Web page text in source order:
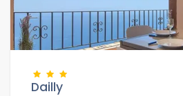
Populaire diensten
Dailly